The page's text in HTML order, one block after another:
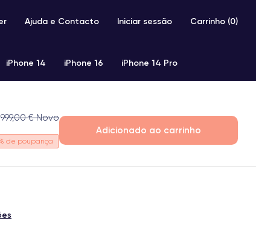
Ajuda e Contacto Iniciar sessão Carrinho (0)
iPhone 14 iPhone 16 iPhone 14 Pro
999,00 € Novo
% de poupança
Adicionado ao carrinho